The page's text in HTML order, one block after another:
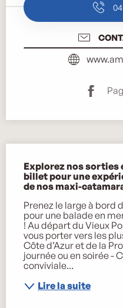
Explorez nos sorties
billet pour une
de nos maxi-
Prenez le large à bord
pour une balade en
! Au départ du Vieux
vous porter vers les
Côte d’Azur et de la
journée ou en soirée​ -
conviviale...
Lire la suite